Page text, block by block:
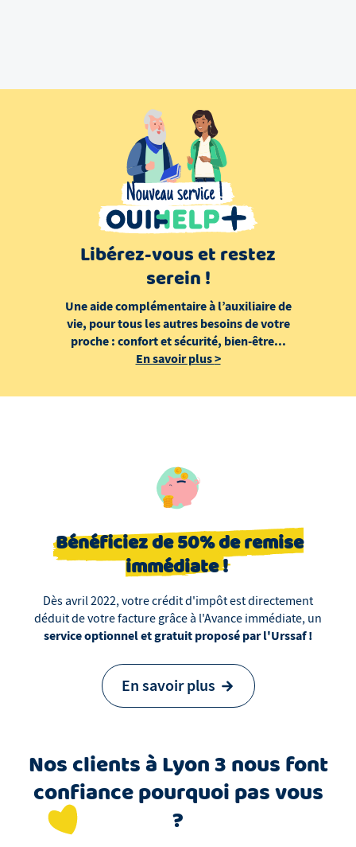
Libérez-vous et restez
serein !
Une aide complémentaire à l’auxiliaire de
vie, pour tous les autres besoins de votre
proche : confort et sécurité, bien-être...
En savoir plus>
Bénéficiez de 50% de remise
immédiate !
Dès avril 2022, votre crédit d'impôt est directement
déduit de votre facture grâce à l'Avance immédiate, un
service optionnel et gratuit proposé par l'Urssaf !
En savoir plus
Nos clientsàLyon 3nous font
confiance pourquoi pas vous
?